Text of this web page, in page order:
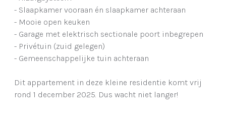
- Slaapkamer vooraan én slaapkamer achteraan
- Mooie open keuken
- Garage met elektrisch sectionale poort inbegrepen
- Privétuin (zuid gelegen)
- Gemeenschappelijke tuin achteraan
Dit appartement in deze kleine residentie komt vrij
rond 1 december 2025. Dus wacht niet langer!